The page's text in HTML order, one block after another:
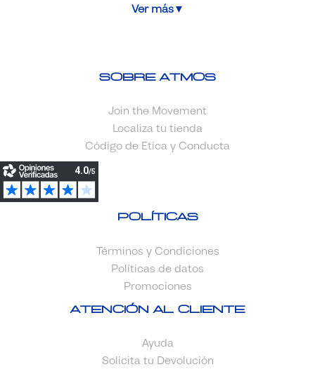
Ver más▼
Sobre Atmos
Join the Movement
Localiza tu tienda
Código de Etica y Conducta
Políticas
Términos y Condiciones
Políticas de datos
Promociones
Atención al cliente
Ayuda
Solicita tu Devolución